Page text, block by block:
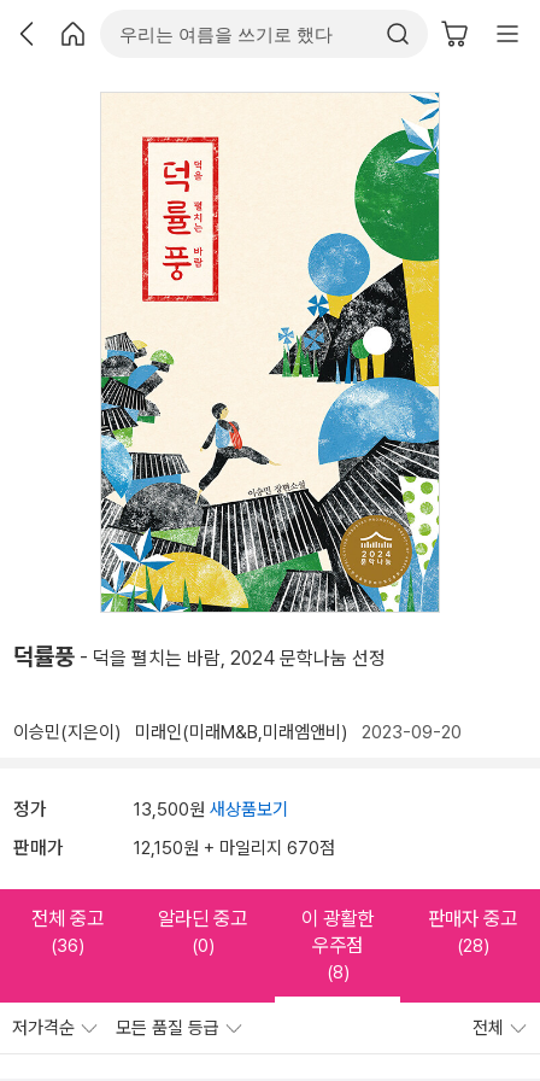
덕률풍 - 덕을 펼치는 바람, 2024 문학나눔 선정
이승민(지은이) 미래인(미래M&B,미래엠앤비) 2023-09-20
정가 13,500원 새상품보기
판매가 12,150원 + 마일리지 670점
전체 중고
(36)
알라딘 중고
(0)
이 광활한
우주점
(8)
판매자 중고
(28)
저가격순 모든 품질 등급 전체